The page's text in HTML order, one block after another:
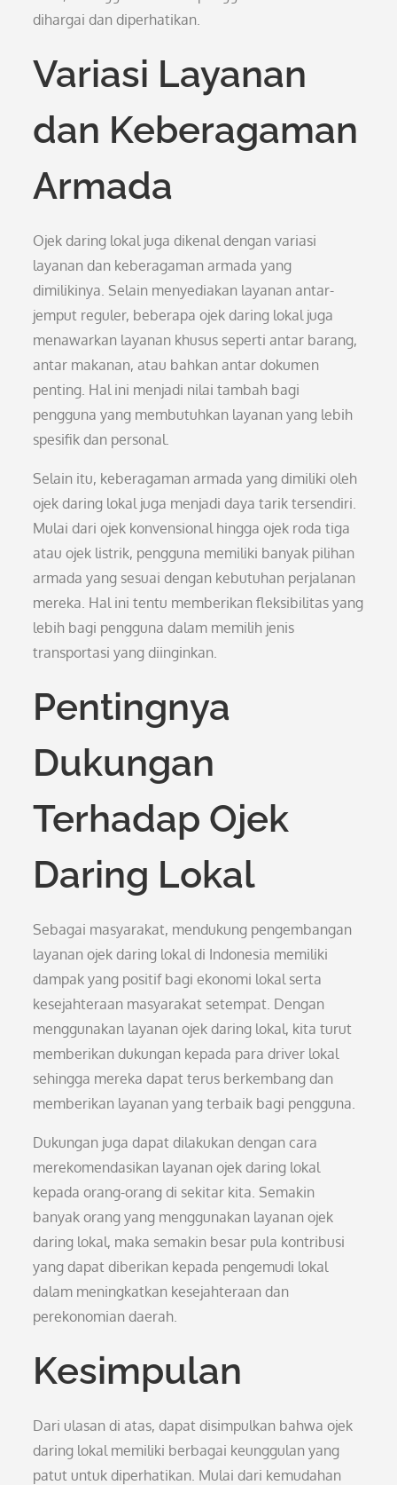
dihargai dan diperhatikan.
Variasi Layanan
dan Keberagaman
Armada
Ojek daring lokal juga dikenal dengan variasi
layanan dan keberagaman armada yang
dimilikinya. Selain menyediakan layanan antar-
jemput reguler, beberapa ojek daring lokal juga
menawarkan layanan khusus seperti antar barang,
antar makanan, atau bahkan antar dokumen
penting. Hal ini menjadi nilai tambah bagi
pengguna yang membutuhkan layanan yang lebih
spesifik dan personal.
Selain itu, keberagaman armada yang dimiliki oleh
ojek daring lokal juga menjadi daya tarik tersendiri.
Mulai dari ojek konvensional hingga ojek roda tiga
atau ojek listrik, pengguna memiliki banyak pilihan
armada yang sesuai dengan kebutuhan perjalanan
mereka. Hal ini tentu memberikan fleksibilitas yang
lebih bagi pengguna dalam memilih jenis
transportasi yang diinginkan.
Pentingnya
Dukungan
Terhadap Ojek
Daring Lokal
Sebagai masyarakat, mendukung pengembangan
layanan ojek daring lokal di Indonesia memiliki
dampak yang positif bagi ekonomi lokal serta
kesejahteraan masyarakat setempat. Dengan
menggunakan layanan ojek daring lokal, kita turut
memberikan dukungan kepada para driver lokal
sehingga mereka dapat terus berkembang dan
memberikan layanan yang terbaik bagi pengguna.
Dukungan juga dapat dilakukan dengan cara
merekomendasikan layanan ojek daring lokal
kepada orang-orang di sekitar kita. Semakin
banyak orang yang menggunakan layanan ojek
daring lokal, maka semakin besar pula kontribusi
yang dapat diberikan kepada pengemudi lokal
dalam meningkatkan kesejahteraan dan
perekonomian daerah.
Kesimpulan
Dari ulasan di atas, dapat disimpulkan bahwa ojek
daring lokal memiliki berbagai keunggulan yang
patut untuk diperhatikan. Mulai dari kemudahan